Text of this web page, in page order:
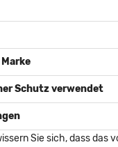
Schutz verwendet
Sie sich, dass das